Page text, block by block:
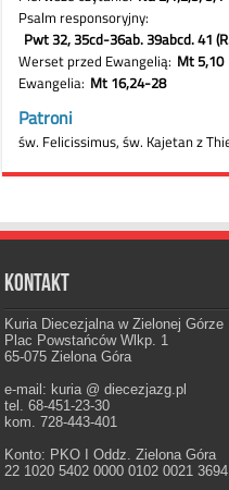
Kontakt
Kuria Diecezjalna w Zielonej Górze
Plac Powstańców Wlkp. 1
65-075 Zielona Góra
e-mail: kuria @ diecezjazg.pl
tel. 68-451-23-30
kom. 728-443-401
Konto: PKO I Oddz. Zielona Góra
22 1020 5402 0000 0102 0021 3694